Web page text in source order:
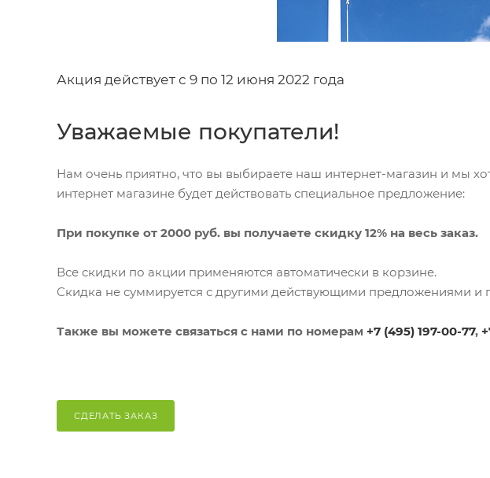
Акция действует с 9 по 12 июня 2022 года
Уважаемые покупатели!
Нам очень приятно, что вы выбираете наш интернет-магазин и мы
интернет магазине будет действовать специальное предложение:
При покупке от 2000 руб. вы получаете скидку 12% на весь заказ.
Все скидки по акции применяются автоматически в корзине.
Скидка не суммируется с другими действующими предложениями и
Также вы можете связаться с нами по номерам +7 (495) 197-00-77,
СДЕЛАТЬ ЗАКАЗ